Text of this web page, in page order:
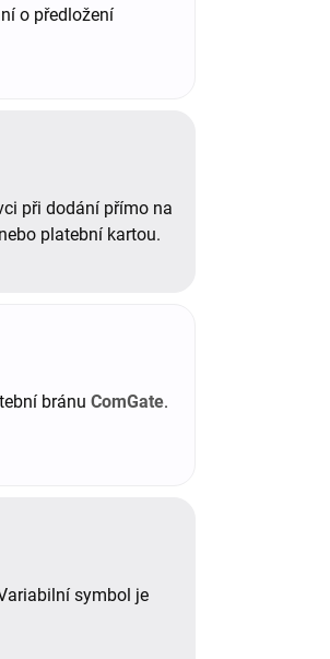
o předložení
při dodání přímo na
platební kartou.
bránu ComGate.
symbol je